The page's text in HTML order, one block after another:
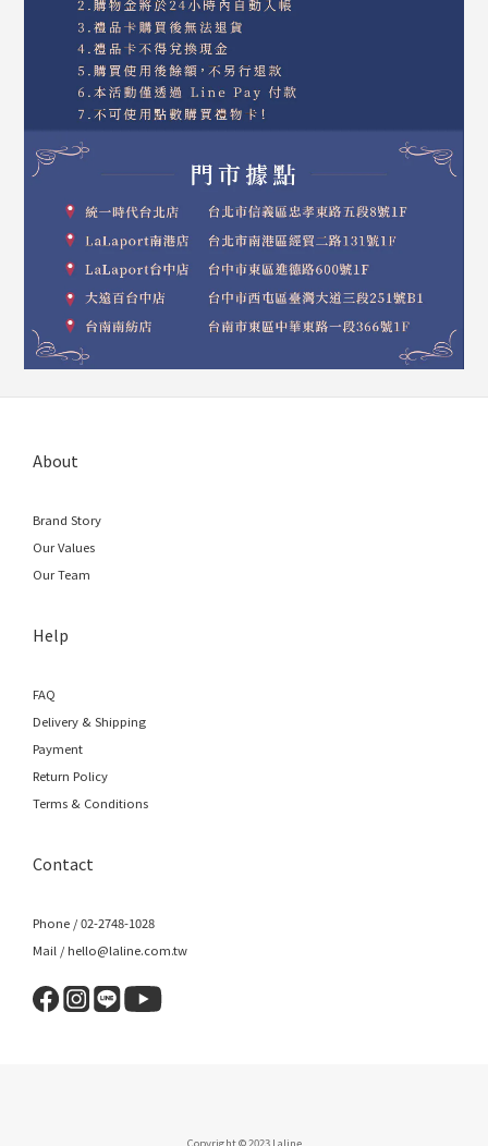
About
Brand Story
Our Values
Our Team
Help
FAQ
Delivery & Shipping
Payment
Return Policy
Terms & Conditions
Contact
Phone / 02-2748-1028
Mail / hello@laline.com.tw